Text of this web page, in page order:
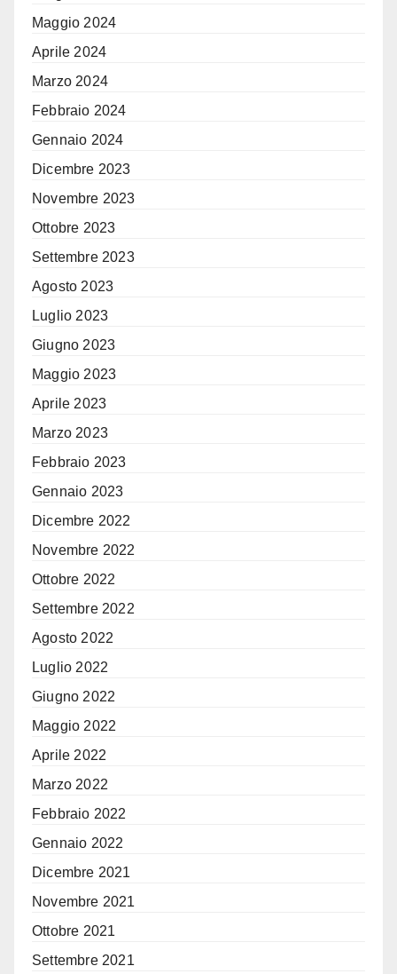
Maggio 2024
Aprile 2024
Marzo 2024
Febbraio 2024
Gennaio 2024
Dicembre 2023
Novembre 2023
Ottobre 2023
Settembre 2023
Agosto 2023
Luglio 2023
Giugno 2023
Maggio 2023
Aprile 2023
Marzo 2023
Febbraio 2023
Gennaio 2023
Dicembre 2022
Novembre 2022
Ottobre 2022
Settembre 2022
Agosto 2022
Luglio 2022
Giugno 2022
Maggio 2022
Aprile 2022
Marzo 2022
Febbraio 2022
Gennaio 2022
Dicembre 2021
Novembre 2021
Ottobre 2021
Settembre 2021